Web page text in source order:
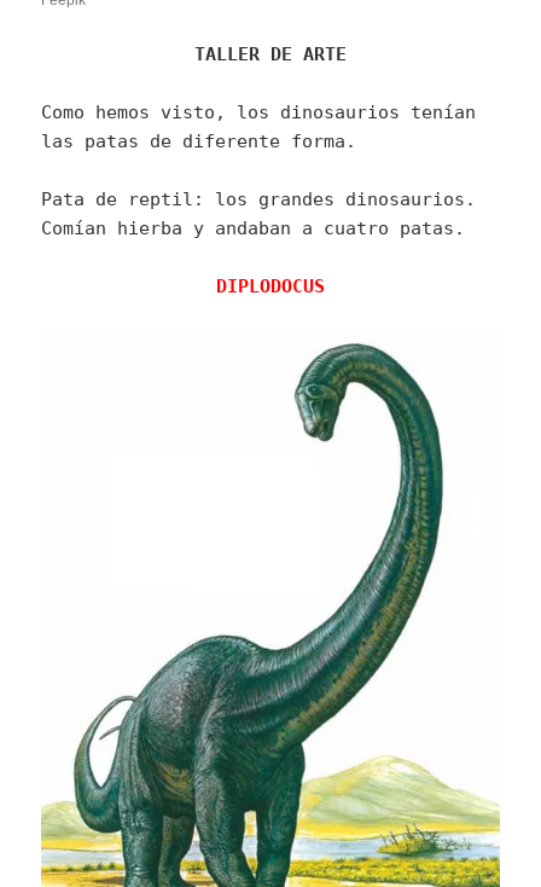
TALLER DE ARTE
Como hemos visto, los dinosaurios tenían
las patas de diferente forma.
Pata de reptil: los grandes dinosaurios.
Comían hierba y andaban a cuatro patas.
DIPLODOCUS